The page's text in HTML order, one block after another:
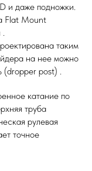
и даже подножки.
Flat Mount
.
таким
на нее можно
(dropper post) .
катание по
труба
рулевая
точное